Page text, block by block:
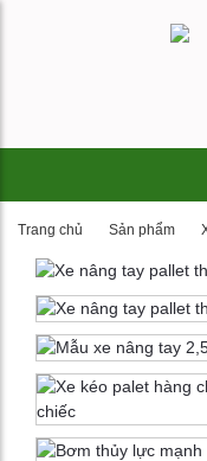
Trang chủ Sản phẩm